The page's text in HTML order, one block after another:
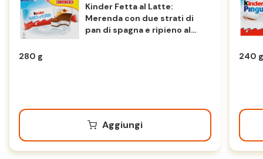
Kinder Fetta al Latte:
Merenda con due strati di
pan di spagna e ripieno al
280 g
Aggiungi
240 g